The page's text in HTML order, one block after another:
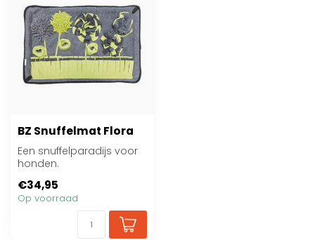
BZ Snuffelmat Flora
Een snuffelparadijs voor
honden.
€34,95
Op voorraad